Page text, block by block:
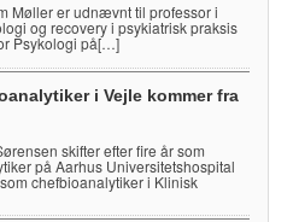
Møller er udnævnt til professor i
og recovery i psykiatrisk praksis
Psykologi på[…]
i Vejle kommer fra
skifter efter fire år som
på Aarhus Universitetshospital
chefbioanalytiker i Klinisk